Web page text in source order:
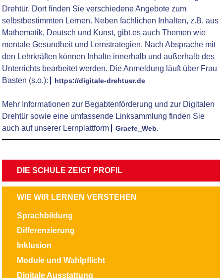
Drehtür. Dort finden Sie verschiedene Angebote zum
selbstbestimmten Lernen. Neben fachlichen Inhalten, z.B. aus
Mathematik, Deutsch und Kunst, gibt es auch Themen wie
mentale Gesundheit und Lernstrategien. Nach Absprache mit
den Lehrkräften können Inhalte innerhalb und außerhalb des
Unterrichts bearbeitet werden. Die Anmeldung läuft über Frau
Basten (s.o.):
https://digitale-drehtuer.de
Mehr Informationen zur Begabtenförderung und zur Digitalen
Drehtür sowie eine umfassende Linksammlung finden Sie
auch auf unserer Lernplattform
Graefe_Web.
NAVIGATION
ÜBERSPRINGEN
DIE SCHULE ZEIGT PROFIL
NAVIGATION
WIE WIR LERNEN VERSTEHEN
Sprachbildung
Differenzierung
Inklusion
Module und Wahlpflicht
Digitale Ausstattung